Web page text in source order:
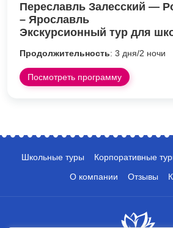
Переславль Залесский —
– Ярославль
Экскурсионный тур для
Продолжительность: 3 дня/2 ночи
Посмотреть программу
Школьные туры Корпоративные
О компании
Отзывы